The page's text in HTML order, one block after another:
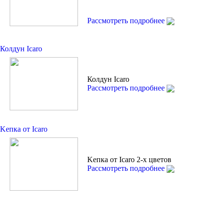
Рассмотреть подробнее
Колдун Icaro
Колдун Icaro
Рассмотреть подробнее
Kепкa от Icaro
Kепкa от Icaro 2-х цветов
Рассмотреть подробнее